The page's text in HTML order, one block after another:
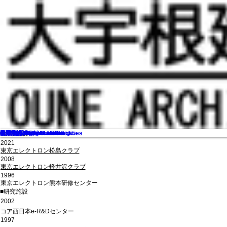
美術館・博物館/Museum
オフィスビル/Office Building
公共施設/Public Facilities
企業施設/Corporate Facilities
学校/Educational Facilities
保育園/Nursery School
商業施設/Commercial Facilities
住宅/Housing
福祉施設/Welfare Facilities
医療施設/Medical Facilities
茶室/Tea House
公園施設/Park Facilities
工場/Factory
企業施設/Corporate Facilities
​■研修施設
2021
東京エレクトロン松島クラブ
2008
東京エレクトロン軽井沢クラブ
1996
東京エレクトロン熊本研修センター
​■研究施設
2002
コア西日本e-R&Dセンター
1997